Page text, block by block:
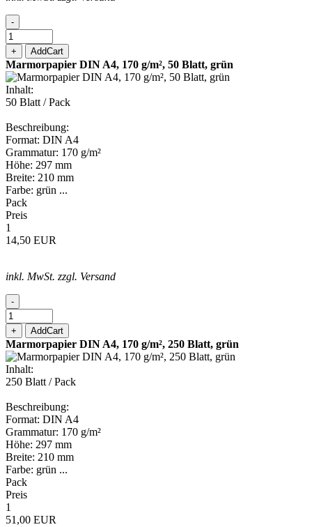
-
+ AddCart
Marmorpapier DIN A4, 170 g/m², 50 Blatt, grün
Inhalt:
50 Blatt / Pack
Beschreibung:
Format: DIN A4
Grammatur: 170 g/m²
Höhe: 297 mm
Breite: 210 mm
Farbe: grün ...
Pack
Preis
1
14,50 EUR
inkl. MwSt. zzgl. Versand
-
+ AddCart
Marmorpapier DIN A4, 170 g/m², 250 Blatt, grün
Inhalt:
250 Blatt / Pack
Beschreibung:
Format: DIN A4
Grammatur: 170 g/m²
Höhe: 297 mm
Breite: 210 mm
Farbe: grün ...
Pack
Preis
1
51,00 EUR